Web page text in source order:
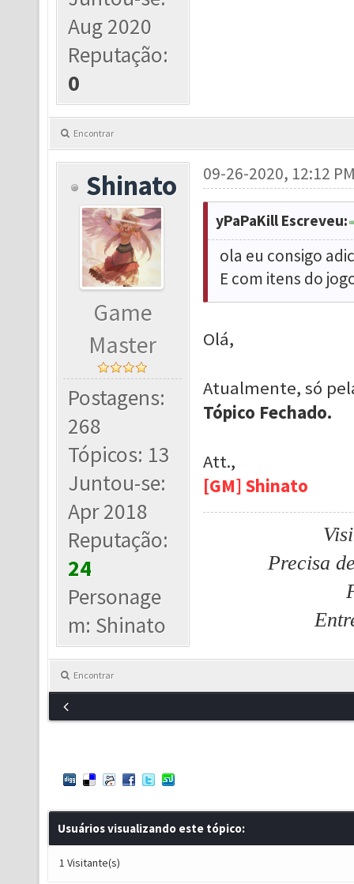
Aug 2020
Reputação:
0
Encontrar
Shinato
Game
Master
Postagens:
268
Tópicos: 13
Juntou-se:
Apr 2018
Reputação:
24
Personage
m: Shinato
09-26-2020, 12:12
yPaPaKill Escreveu:
ola eu consigo
E com itens do
Olá,
Atualmente, só
Tópico Fechado.
Att.,
[GM] Shinato
Precisa
Encontrar
Usuários visualizando este tópico:
1 Visitante(s)